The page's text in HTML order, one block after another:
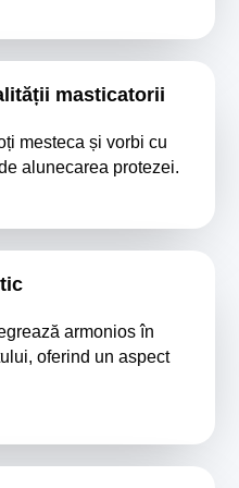
masticatorii
mesteca și vorbi cu
alunecarea protezei.
armonios în
oferind un aspect